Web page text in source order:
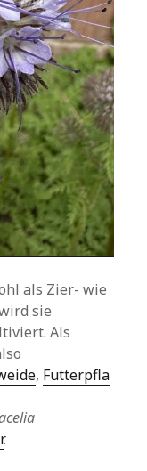
als Zier- wie
sie
Als
, Futterpfla
.